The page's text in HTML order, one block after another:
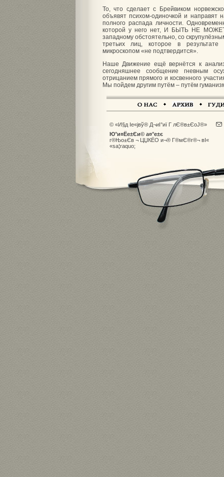
То, что сделает с Брейвиком
объявят психом-одиночкой и направят
полного распада личности.
которой у него нет, И БЫТЬ НЕ
западному обстоятельно, со
третьих лиц, которое в результате
микроскопом «не подтвердится».
Наше Движение ещё вернётся к
сегодняшнее сообщение гневным
отрицанием прямого и косвенного
Мы пойдем другим путём – путём
© «И§д Іе«јвў® Д¬иІ°иї Г лЄ®в±ЄоЈ®»
Ю°и¤Ёе±Єи© а¤°е±є
г®Њо±Єв ¬ ЦЏКЁО и¬® Г®мЄ®г®¬ вІ«
«sа­¦raquo;